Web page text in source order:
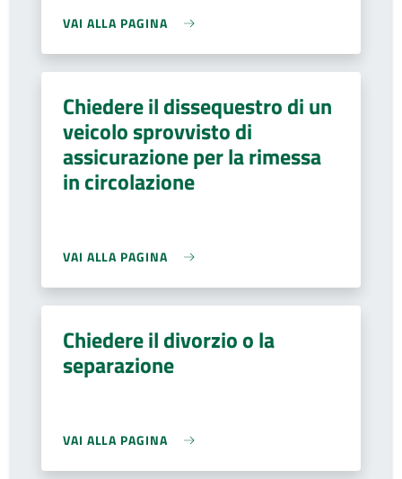
VAI ALLA PAGINA
Chiedere il dissequestro di un
veicolo sprovvisto di
assicurazione per la rimessa
in circolazione
VAI ALLA PAGINA
Chiedere il divorzio o la
separazione
VAI ALLA PAGINA